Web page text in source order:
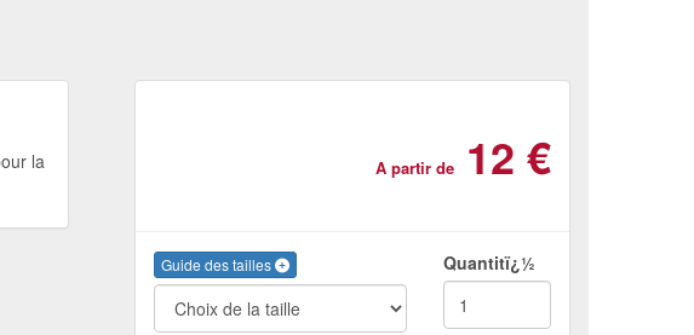
la
A partir de 12 €
Guide des tailles Quantitï¿½